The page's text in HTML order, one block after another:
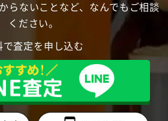
らないことなど、なんでもご相談
ください。
で査定を申し込む